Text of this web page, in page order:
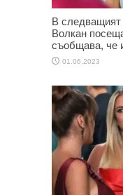
В
Волкан
съобщава, че
01.06.2023